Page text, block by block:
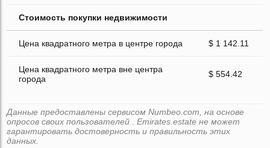
Стоимость покупки недвижимости
Цена квадратного метра в центре города $ 1 142.11
Цена квадратного метра вне центра
города
$ 554.42
Данные предоставлены сервисом Numbeo.com, на основе
опросов своих пользователей . Emirates.estate не может
гарантировать достоверность и правильность этих
данных.